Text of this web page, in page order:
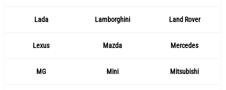
Lada Lamborghini Land Rover
Lexus Mazda Mercedes
MG Mini Mitsubishi